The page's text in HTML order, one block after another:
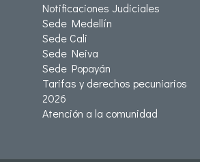
Notificaciones Judiciales
Sede Medellín
Sede Cali
Sede Neiva
Sede Popayán
Tarifas y derechos pecuniarios
2026
Atención a la comunidad